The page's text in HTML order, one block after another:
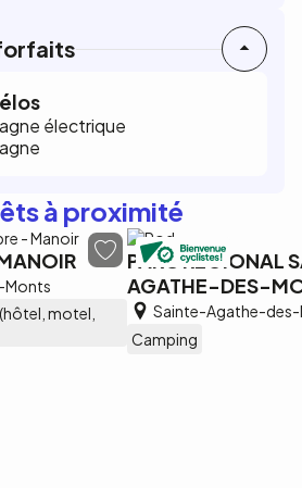
électrique
à proximité
Monts
motel,
PARC RÉGIONAL
AGATHE-DES-
Sainte-Agathe-
Camping